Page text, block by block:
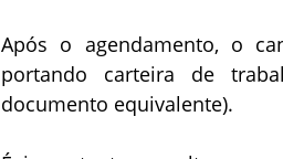
Após o agendamento, o
portando carteira de
documento equivalente).